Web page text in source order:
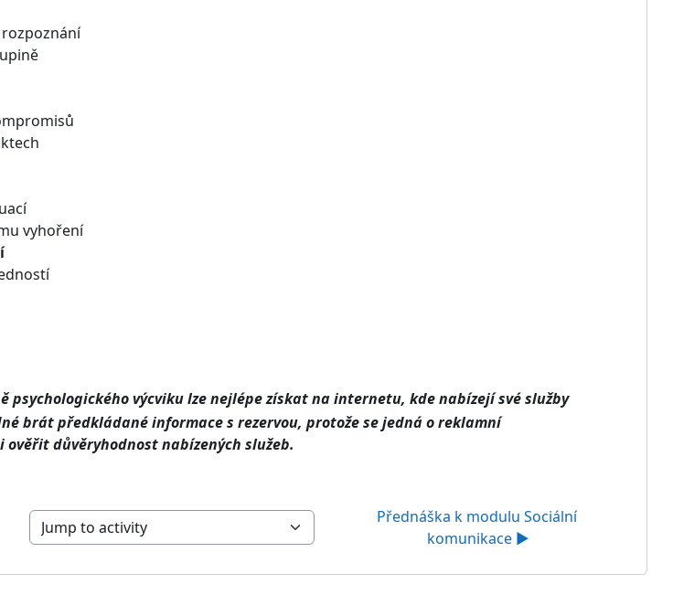
vyhoření
psychologického výcviku lze nejlépe získat na internetu, kde nabízejí své služby
brát předkládané informace s rezervou, protože se jedná o reklamní
ověřit důvěryhodnost nabízených služeb.
Jump to activity
Přednáška k modulu Sociální
komunikace ▶︎